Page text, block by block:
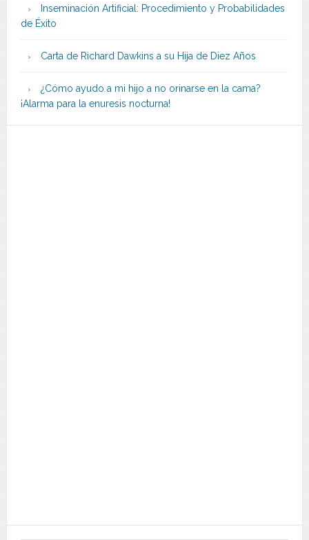
Inseminación Artificial: Procedimiento y Probabilidades
de Éxito
Carta de Richard Dawkins a su Hija de Diez Años
¿Cómo ayudo a mi hijo a no orinarse en la cama?
¡Alarma para la enuresis nocturna!